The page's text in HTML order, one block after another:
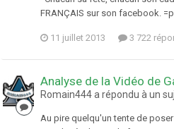
FRANÇAIS sur son facebook. =p
11 juillet 2013 3 722
Analyse de la Vidéo de
Romain444 a répondu à un
Au pire quelqu'un tente de